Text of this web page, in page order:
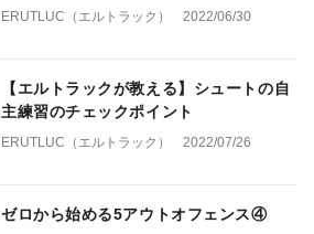
ERUTLUC（エルトラック） 2022/06/30
【エルトラックが教える】シュートの自
主練習のチェックポイント
ERUTLUC（エルトラック） 2022/07/26
ゼロから始める5アウトオフェンス④